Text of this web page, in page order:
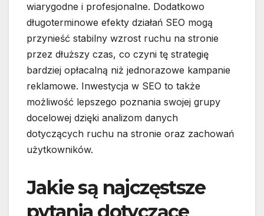
wiarygodne i profesjonalne. Dodatkowo
długoterminowe efekty działań SEO mogą
przynieść stabilny wzrost ruchu na stronie
przez dłuższy czas, co czyni tę strategię
bardziej opłacalną niż jednorazowe kampanie
reklamowe. Inwestycja w SEO to także
możliwość lepszego poznania swojej grupy
docelowej dzięki analizom danych
dotyczących ruchu na stronie oraz zachowań
użytkowników.
Jakie są najczęstsze